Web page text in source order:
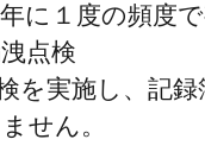
に１度の頻度
点検
を実施し、記録
せん。